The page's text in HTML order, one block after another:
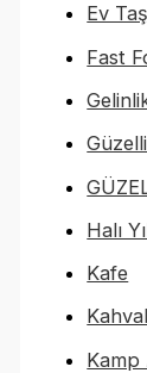
Ev
Fast
Halı
Kafe
Kamp